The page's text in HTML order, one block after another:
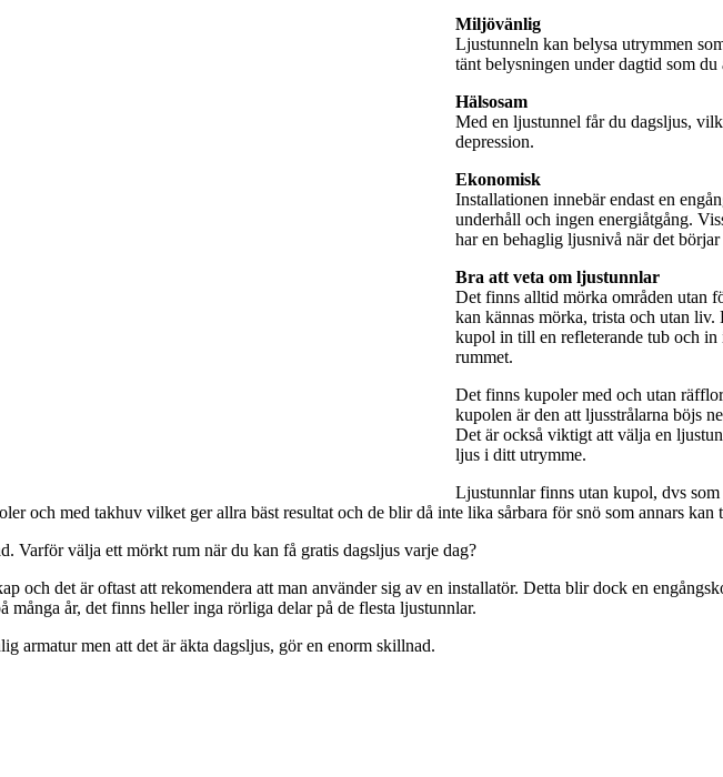
Miljövänlig
Ljustunneln kan belysa utrymmen
tänt belysningen under dagtid som
Hälsosam
Med en ljustunnel får du dagsljus,
depression.
Ekonomisk
Installationen innebär endast en
underhåll och ingen energiåtgång.
har en behaglig ljusnivå när det
Bra att veta om ljustunnlar
Det finns alltid mörka områden utan
kan kännas mörka, trista och utan
kupol in till en refleterande tub och
rummet.
Det finns kupoler med och utan
kupolen är den att ljusstrålarna böjs
Det är också viktigt att välja en
ljus i ditt utrymme.
Ljustunnlar finns utan kupol, dvs som
och med takhuv vilket ger allra bäst resultat och de blir då inte lika sårbara för snö som annars kan
Varför välja ett mörkt rum när du kan få gratis dagsljus varje dag?
och det är oftast att rekomendera att man använder sig av en installatör. Detta blir dock en
många år, det finns heller inga rörliga delar på de flesta ljustunnlar.
armatur men att det är äkta dagsljus, gör en enorm skillnad.